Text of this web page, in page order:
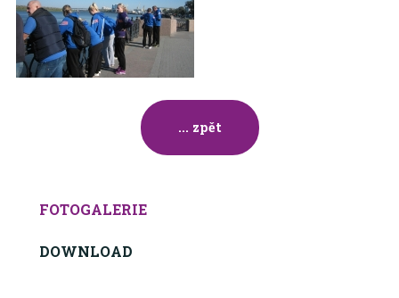
... zpět
FOTOGALERIE
DOWNLOAD